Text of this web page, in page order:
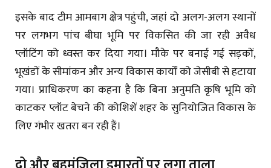
इसके बाद टीम आमबाग क्षेत्र पहुंची, जहां दो अलग-अलग स्थानों
पर लगभग पांच बीघा भूमि पर विकसित की जा रही अवैध
प्लॉटिंग को ध्वस्त कर दिया गया। मौके पर बनाई गई सड़कों,
भूखंडों के सीमांकन और अन्य विकास कार्यों को जेसीबी से हटाया
गया। प्राधिकरण का कहना है कि बिना अनुमति कृषि भूमि को
काटकर प्लॉट बेचने की कोशिशें शहर के सुनियोजित विकास के
लिए गंभीर खतरा बन रही हैं।